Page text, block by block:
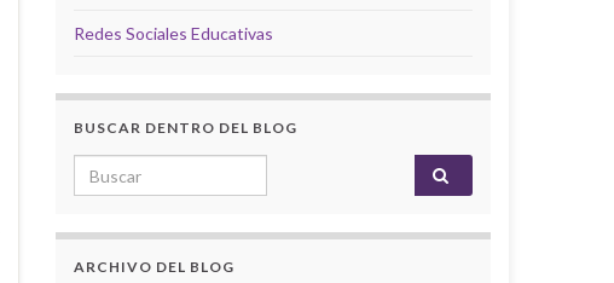
Redes Sociales Educativas
BUSCAR DENTRO DEL BLOG
Search for:
ARCHIVO DEL BLOG